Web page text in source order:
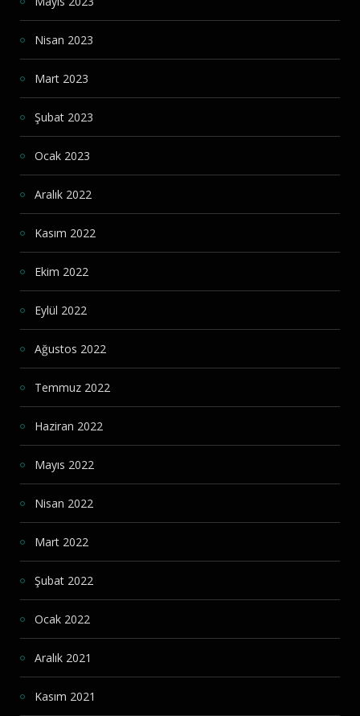
Nisan 2023
Mart 2023
Şubat 2023
Ocak 2023
Aralık 2022
Kasım 2022
Ekim 2022
Eylül 2022
Ağustos 2022
Temmuz 2022
Haziran 2022
Mayıs 2022
Nisan 2022
Mart 2022
Şubat 2022
Ocak 2022
Aralık 2021
Kasım 2021